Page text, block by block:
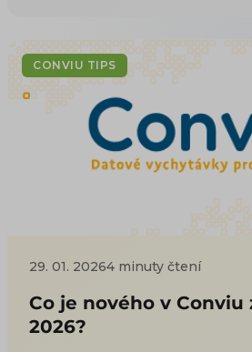
CONVIU TIPS
29. 01. 20264 minuty čtení
Co je nového v Conviu
2026?